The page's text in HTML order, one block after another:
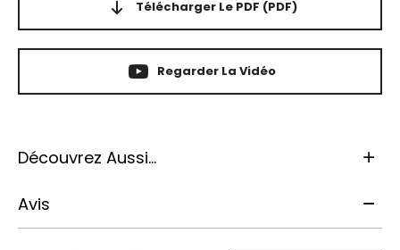
Télécharger Le PDF (PDF)
Regarder La Vidéo
Découvrez Aussi...
Avis